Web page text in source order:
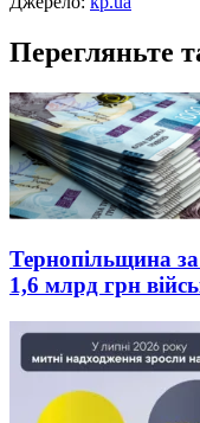
Перегляньте
Тернопільщина
1,6 млрд грн